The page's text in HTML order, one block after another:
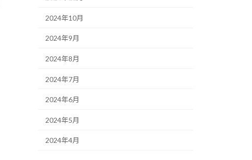
2024年10月
2024年9月
2024年8月
2024年7月
2024年6月
2024年5月
2024年4月